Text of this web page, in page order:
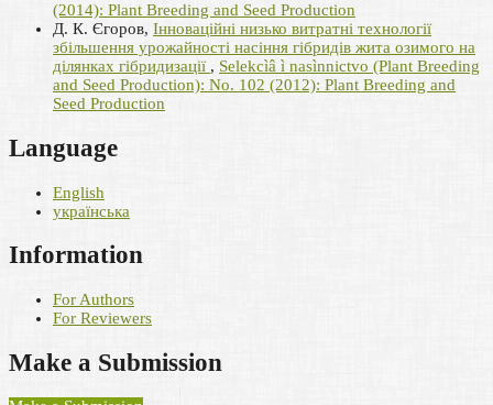
(2014): Plant Breeding and Seed Production
Д. К. Єгоров, Інноваційні низько витратні технології
збільшення урожайності насіння гібридів жита озимого на
ділянках гібридизації , Selekcìâ ì nasìnnictvo (Plant Breeding
and Seed Production): No. 102 (2012): Plant Breeding and
Seed Production
Language
English
українська
Information
For Authors
For Reviewers
Make a Submission